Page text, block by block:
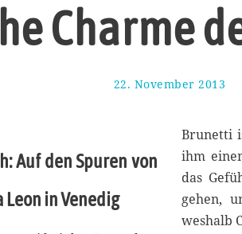
Charme
22. November 2013
D
z
e
m
b
e
Auf den Spuren von
in Venedig
Brunetti
ihm
das
gehen,
weshalb